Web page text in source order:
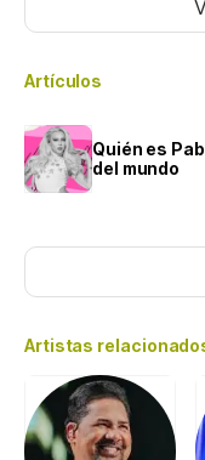
Artículos
Quién es
del mundo
Artistas